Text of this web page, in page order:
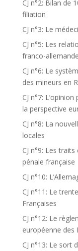
CJ n°2: Bilan de
filiation
CJ n°3: Le
CJ n°5: Les
franco-
CJ n°6: Le
des mineurs en
CJ n°7:
la perspective
CJ n°8: La
locales
CJ n°9: Les
pénale française
CJ n°10:
CJ n°11: Le
Françaises
CJ n°12: Le
européenne des
CJ n°13: Le sort